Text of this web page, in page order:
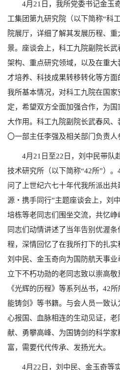
4月 21 日，我所党委书记金玉
工集团第九研究院（以下简称“科
院展厅，详细了解其发展历程、
景。座谈会上，科工九院副院长
架构、重点研究领域，以及在重
才培养、科技成果转移转化等方
我所基本情况，对科工九院在国
定，希望双方全面加强合作，为
大作用。科工九院副院长武春风
〇一部主任李强及相关部门负责人
4月 21 日至22 日，刘中民带队
技术研究所（以下简称“42所”）。
问了上世纪六七十年代我所派出共
源 ・携手同行”主题座谈会上，刘
培栋等老同志们围坐交流，共忆
同志们动情讲述了当年告别优渥
程，深情回忆了在我所打下的扎实
刘中民、金玉奇向为国防航天事
立下不朽功勋的老同志致以崇高
《光辉的历程》等系列丛书，42所
能铸剑》等书籍。与会人员一致
心报国、血脉相连的生动见证，
献、勇攀高峰、为国铸剑的科学
富，需要代代传承、发扬光大。
4月 22 日，刘中民、金玉奇等